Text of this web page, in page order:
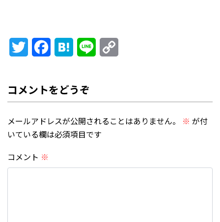
Twitter FacebookHatena Line
メールアドレスが公開されることはありません。 ※ が付
いている欄は必須項目です
コメント ※